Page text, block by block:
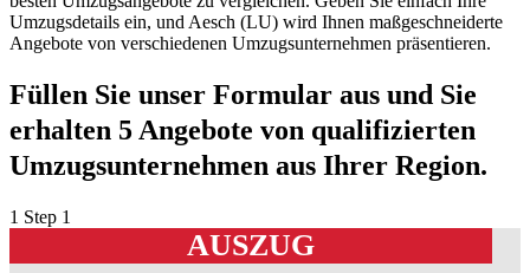
Umzugsdetails ein, und Aesch (LU) wird Ihnen maßgeschneiderte
Angebote von verschiedenen Umzugsunternehmen präsentieren.
Füllen Sie unser Formular aus und Sie
erhalten 5 Angebote von qualifizierten
Umzugsunternehmen aus Ihrer Region.
1 Step 1
AUSZUG